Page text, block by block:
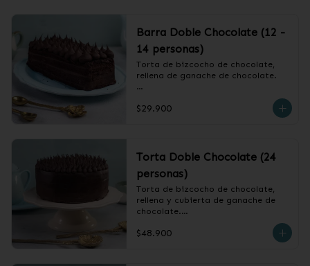
Barra Doble Chocolate (12 -
14 personas)
Torta de bizcocho de chocolate,
rellena de ganache de chocolate.
$29.900
Torta Doble Chocolate (24
personas)
Torta de bizcocho de chocolate,
rellena y cubierta de ganache de
chocolate.
❄️ Producto Congelado
$48.900